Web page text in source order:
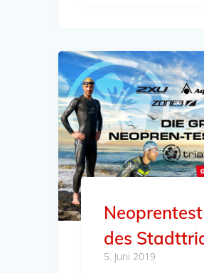
des
5. Juni 2019